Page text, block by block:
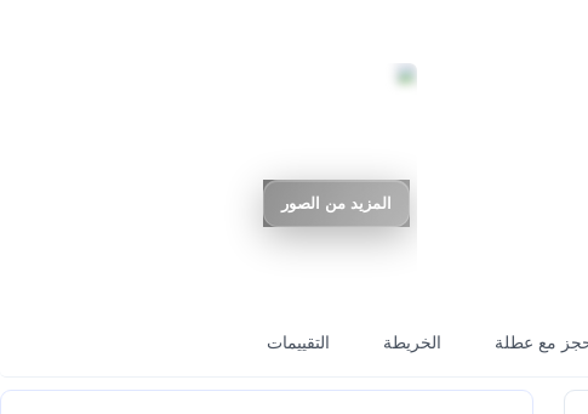
المزيد من الصور
مع عطلة الخريطة التقييمات